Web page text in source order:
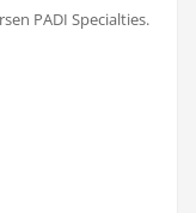
PADI Specialties.